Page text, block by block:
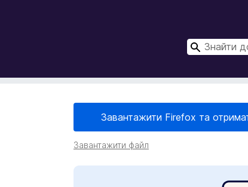
П
к
Завантажити Firefox та
Завантажити файл